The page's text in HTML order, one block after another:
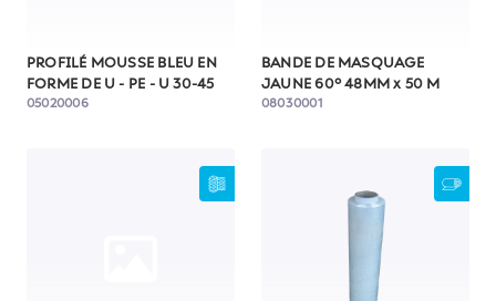
PROFILÉ MOUSSE BLEU EN
FORME DE U - PE - U 30-45
05020006
BANDE DE MASQUAGE
JAUNE 60° 48MM x 50 M
08030001